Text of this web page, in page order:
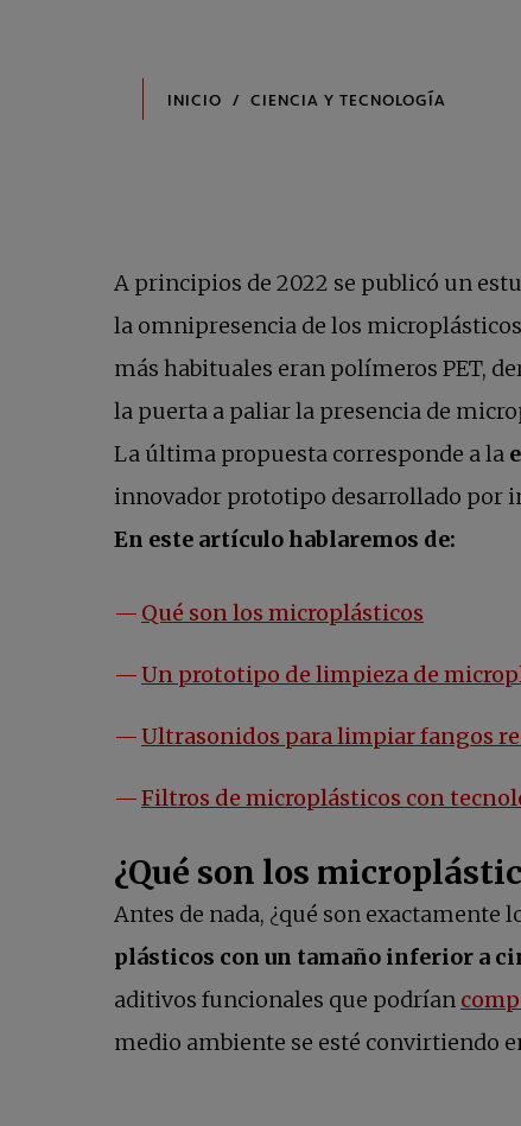
A principios de 2022 se publicó un
la omnipresencia de los
más habituales eran polímeros PET,
la puerta a paliar la presencia de
La última propuesta corresponde a la
innovador prototipo desarrollado por
En este artículo hablaremos de:
Qué son los microplásticos
Un prototipo de limpieza de
Ultrasonidos para limpiar fangos
Filtros de microplásticos con
¿Qué son los
Antes de nada, ¿qué son
plásticos con un tamaño inferior a
aditivos funcionales que podrían
medio ambiente se esté convirtiendo